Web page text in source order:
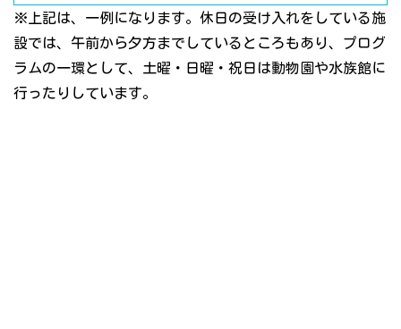
※上記は、一例になります。休日の受け入れをしている施
設では、午前から夕方までしているところもあり、プログ
ラムの一環として、土曜・日曜・祝日は動物園や水族館に
行ったりしています。